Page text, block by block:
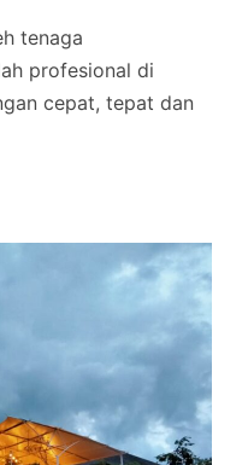
tenaga
profesional di
cepat, tepat dan